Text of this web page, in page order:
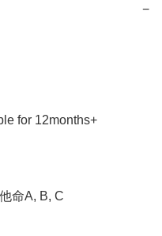
−
for 12months+
命A, B, C